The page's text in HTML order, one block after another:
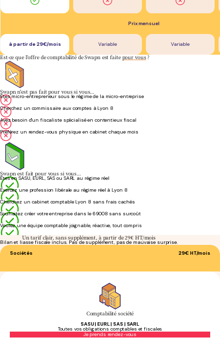
Prix mensuel
à partir de 29€/mois Variable Variable
Est-ce que l'offre de comptabilité de Swapn est faitepour vous?
Swapn n'est pas fait pour vous si vous…
Êtes micro-entrepreneur sous le régime de la micro-entreprise
Cherchez un commissaire aux comptes à Lyon 8
Avez besoin d'un fiscaliste spécialisé en contentieux fiscal
Préférez un rendez-vous physique en cabinet chaque mois
Swapn est fait pour vous si vous…
Êtes en SASU, EURL, SAS ou SARL au régime réel
Exercez une profession libérale au régime réel à Lyon 8
Cherchez un cabinet comptable Lyon 8 sans frais cachés
Souhaitez créer votre entreprise dans le 69008 sans surcoût
Voulez une équipe comptable joignable, réactive, tout compris
Un tarif clair, sans supplément, à partir de 29€ HT/mois
Bilan et liasse fiscale inclus. Pas de supplément, pas de mauvaise surprise.
Sociétés
29€ HT/mois
Comptabilité société
SASU | EURL | SAS | SARL
Toutes vos obligations comptables et fiscales
Je prends rendez-vous
Sans engagement